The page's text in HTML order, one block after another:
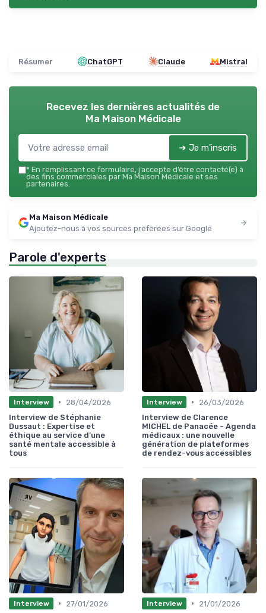
Résumer ChatGPT Claude Mistral
Recevez les dernières actualités de
Ma Maison Médicale
➔ Je m'inscris
* En remplissant ce formulaire, j’accepte d’être contacté(e) à
des fins commerciales par Ma Maison Médicale et ses
partenaires.
Ma Maison Médicale
Ajoutez-nous à vos sources préférées sur Google
Parole d'experts
Interview •
28/04/2026
Interview de Stéphanie
Dussaut : Expertise et
éthique au service d’une
santé mentale accessible à
tous
Interview •
26/03/2026
Interview de Clarence
MICHEL de Panacée - Agenda
médicaux : une nouvelle
génération de plateformes
de rendez-vous accessibles
Interview •
27/01/2026
Interview •
21/01/2026